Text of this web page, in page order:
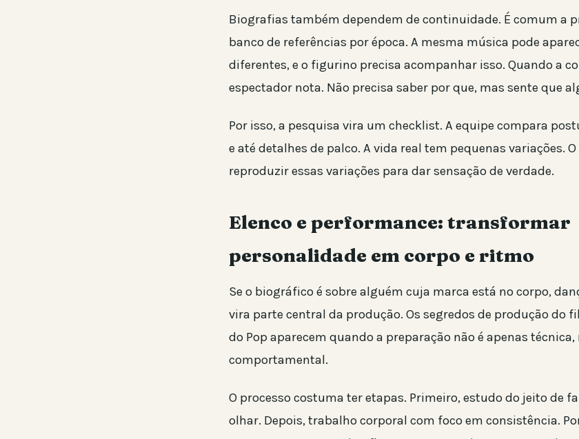
Biografias também dependem de continuidade. É comum a
banco de referências por época. A mesma música pode
diferentes, e o figurino precisa acompanhar isso. Quando a
espectador nota. Não precisa saber por que, mas sente que
Por isso, a pesquisa vira um checklist. A equipe compara
e até detalhes de palco. A vida real tem pequenas variações.
reproduzir essas variações para dar sensação de verdade.
Elenco e performance: transformar
personalidade em corpo e ritmo
Se o biográfico é sobre alguém cuja marca está no corpo,
vira parte central da produção. Os segredos de produção do
do Pop aparecem quando a preparação não é apenas
comportamental.
O processo costuma ter etapas. Primeiro, estudo do jeito de
olhar. Depois, trabalho corporal com foco em consistência.